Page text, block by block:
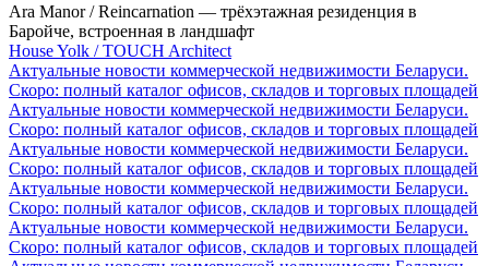
Ara Manor / Reincarnation — трёхэтажная резиденция в
Баройче, встроенная в ландшафт
House Yolk / TOUCH Architect
Актуальные новости коммерческой недвижимости Беларуси.
Скоро: полный каталог офисов, складов и торговых площадей
Актуальные новости коммерческой недвижимости Беларуси.
Скоро: полный каталог офисов, складов и торговых площадей
Актуальные новости коммерческой недвижимости Беларуси.
Скоро: полный каталог офисов, складов и торговых площадей
Актуальные новости коммерческой недвижимости Беларуси.
Скоро: полный каталог офисов, складов и торговых площадей
Актуальные новости коммерческой недвижимости Беларуси.
Скоро: полный каталог офисов, складов и торговых площадей